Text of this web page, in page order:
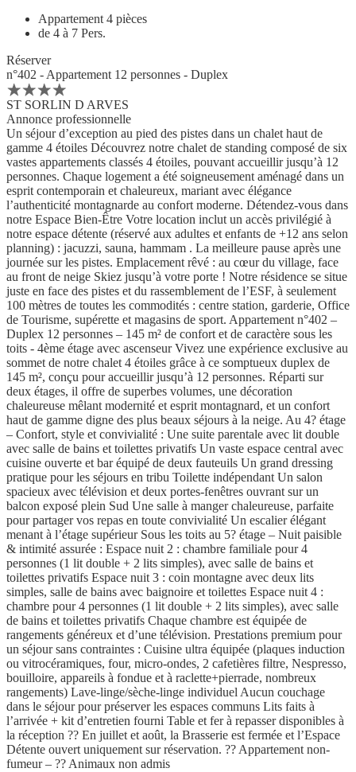
Appartement 4 pièces
de 4 à 7 Pers.
Réserver
n°402 - Appartement 12 personnes - Duplex
ST SORLIN D ARVES
Annonce professionnelle
Un séjour d’exception au pied des pistes dans un chalet haut de
gamme 4 étoiles Découvrez notre chalet de standing composé de six
vastes appartements classés 4 étoiles, pouvant accueillir jusqu’à 12
personnes. Chaque logement a été soigneusement aménagé dans un
esprit contemporain et chaleureux, mariant avec élégance
l’authenticité montagnarde au confort moderne. Détendez-vous dans
notre Espace Bien-Être Votre location inclut un accès privilégié à
notre espace détente (réservé aux adultes et enfants de +12 ans selon
planning) : jacuzzi, sauna, hammam . La meilleure pause après une
journée sur les pistes. Emplacement rêvé : au cœur du village, face
au front de neige Skiez jusqu’à votre porte ! Notre résidence se situe
juste en face des pistes et du rassemblement de l’ESF, à seulement
100 mètres de toutes les commodités : centre station, garderie, Office
de Tourisme, supérette et magasins de sport. Appartement n°402 –
Duplex 12 personnes – 145 m² de confort et de caractère sous les
toits - 4ème étage avec ascenseur Vivez une expérience exclusive au
sommet de notre chalet 4 étoiles grâce à ce somptueux duplex de
145 m², conçu pour accueillir jusqu’à 12 personnes. Réparti sur
deux étages, il offre de superbes volumes, une décoration
chaleureuse mêlant modernité et esprit montagnard, et un confort
haut de gamme digne des plus beaux séjours à la neige. Au 4? étage
– Confort, style et convivialité : Une suite parentale avec lit double
avec salle de bains et toilettes privatifs Un vaste espace central avec
cuisine ouverte et bar équipé de deux fauteuils Un grand dressing
pratique pour les séjours en tribu Toilette indépendant Un salon
spacieux avec télévision et deux portes-fenêtres ouvrant sur un
balcon exposé plein Sud Une salle à manger chaleureuse, parfaite
pour partager vos repas en toute convivialité Un escalier élégant
menant à l’étage supérieur Sous les toits au 5? étage – Nuit paisible
& intimité assurée : Espace nuit 2 : chambre familiale pour 4
personnes (1 lit double + 2 lits simples), avec salle de bains et
toilettes privatifs Espace nuit 3 : coin montagne avec deux lits
simples, salle de bains avec baignoire et toilettes Espace nuit 4 :
chambre pour 4 personnes (1 lit double + 2 lits simples), avec salle
de bains et toilettes privatifs Chaque chambre est équipée de
rangements généreux et d’une télévision. Prestations premium pour
un séjour sans contraintes : Cuisine ultra équipée (plaques induction
ou vitrocéramiques, four, micro-ondes, 2 cafetières filtre, Nespresso,
bouilloire, appareils à fondue et à raclette+pierrade, nombreux
rangements) Lave-linge/sèche-linge individuel Aucun couchage
dans le séjour pour préserver les espaces communs Lits faits à
l’arrivée + kit d’entretien fourni Table et fer à repasser disponibles à
la réception ?? En juillet et août, la Brasserie est fermée et l’Espace
Détente ouvert uniquement sur réservation. ?? Appartement non-
fumeur – ?? Animaux non admis